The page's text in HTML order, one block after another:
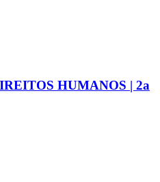
HUMANOS | 2a